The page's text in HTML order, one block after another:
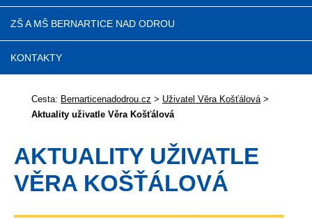
ZŠ A MŠ BERNARTICE NAD ODROU
KONTAKTY
Cesta: Bernarticenadodrou.cz > Uživatel Věra Košťálová>
Aktuality uživatle Věra Košťálová
AKTUALITY UŽIVATLE
VĚRA KOŠŤÁLOVÁ